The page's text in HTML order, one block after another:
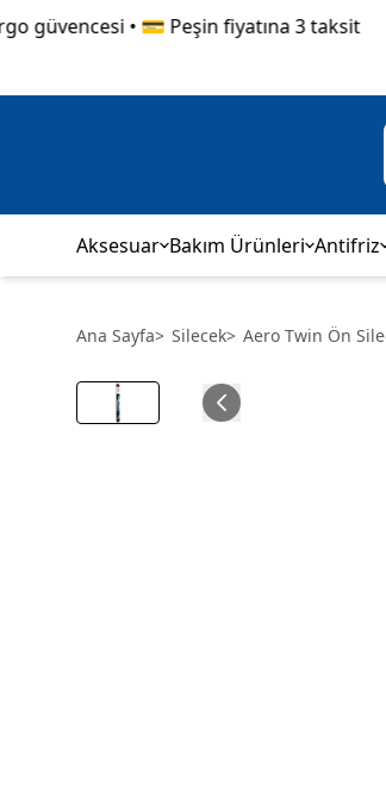
• 💳 Peşin fiyatına 3 taksit
Aksesuar Bakım Ürünleri Antifriz
Ana Sayfa> Silecek> Aero Twin Ön